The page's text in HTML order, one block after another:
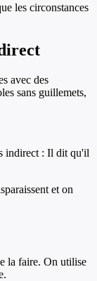
les circonstances
avec des
sans guillemets,
indirect : Il dit qu'il
et on
la faire. On utilise